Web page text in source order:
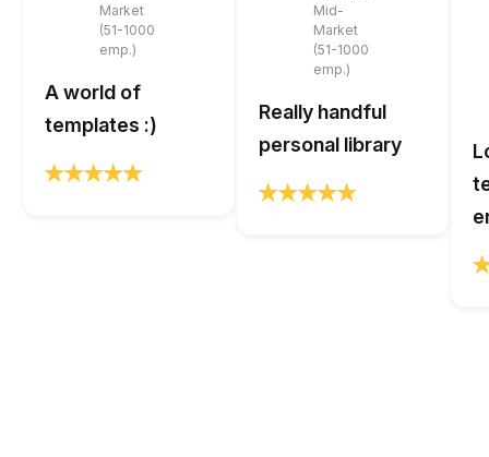
Market
(51-1000
emp.)
A world of
templates :)
Mid-
Market
(51-1000
emp.)
Really handful
personal library